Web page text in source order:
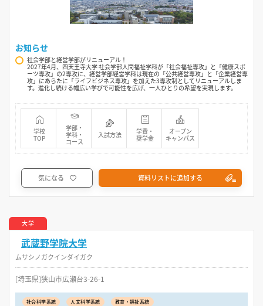
お知らせ
社会学部と経営学部がリニューアル！
2027年4月、四天王寺大学 社会学部人間福祉学科が「社会福祉専攻」と「健康スポ
ーツ専攻」の2専攻に、経営学部経営学科は現在の「公共経営専攻」と「企業経営専
攻」にあらたに「ライフビジネス専攻」を加えた3専攻制としてリニューアルしま
す。進化し続ける幅広い学びで可能性を広げ、一人ひとりの希望を実現します。
学校
TOP
学部・
学科・
コース
入試方法
学費・
奨学金
オープン
キャンパス
気になる 資料リストに追加する
大学
武蔵野学院大学
ムサシノガクインダイガク
[埼玉県]狭山市広瀬台3-26-1
社会科学系統 人文科学系統 教育・福祉系統